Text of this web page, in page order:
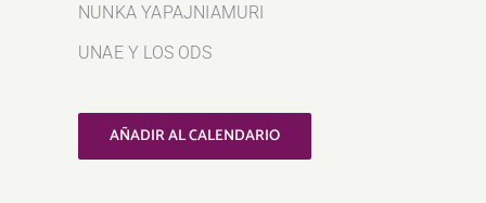
NUNKA YAPAJNIAMURI
UNAE Y LOS ODS
AÑADIR AL CALENDARIO